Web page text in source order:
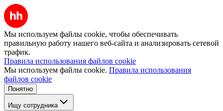
Мы используем файлы cookie, чтобы обеспечивать
правильную работу нашего веб-сайта и анализировать сетевой
трафик.
Правила использования файлов cookie
Мы используем файлы cookie. Правила использования
файлов cookie
Понятно
Ищу сотрудника